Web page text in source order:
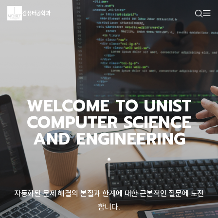
컴퓨터공학과
WELCOME TO UNIST
COMPUTER SCIENCE
AND ENGINEERING
자동화된 문제 해결의 본질과 한계에 대한 근본적인 질문에 도전
합니다.